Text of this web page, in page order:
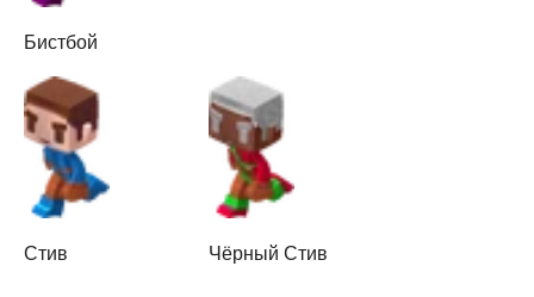
Бистбой
Стив Чёрный Стив